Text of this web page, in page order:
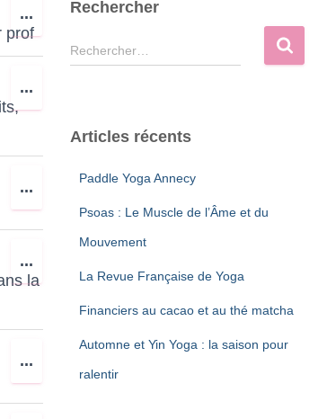
prof
... OUVRIR/FERMER
CETTE
BOÎTE
...
CETTE
BOÎTE
... OUVRIR/FERMER
CETTE
BOÎTE
la
...
CETTE
BOÎTE
MÉTA.
...
CETTE
g
r
Rechercher
R
e
r
Rechercher…
Articles récents
Paddle Yoga Annecy
Psoas : Le Muscle de l’Âme et du
Mouvement
La Revue Française de Yoga
Financiers au cacao et au thé matcha
Automne et Yin Yoga : la saison pour
ralentir